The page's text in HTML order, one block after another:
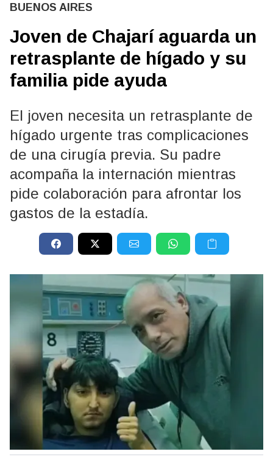
BUENOS AIRES
Joven de Chajarí aguarda un
retrasplante de hígado y su
familia pide ayuda
El joven necesita un retrasplante de
hígado urgente tras complicaciones
de una cirugía previa. Su padre
acompaña la internación mientras
pide colaboración para afrontar los
gastos de la estadía.